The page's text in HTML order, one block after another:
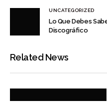
UNCATEGORIZED
Lo Que Debes
Discográfico
Related News